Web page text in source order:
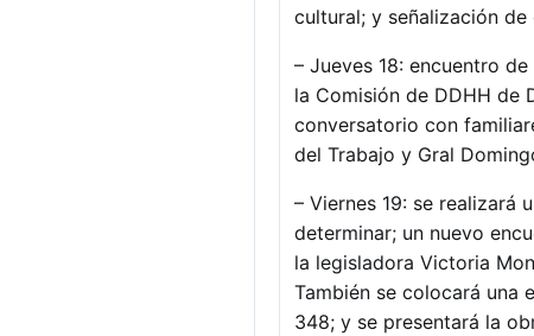
cultural; y señalización
– Jueves 18: encuentro
la Comisión de DDHH de
conversatorio con
del Trabajo y Gral
– Viernes 19: se realizará
determinar; un nuevo
la legisladora Victoria
También se colocará una
348; y se presentará la